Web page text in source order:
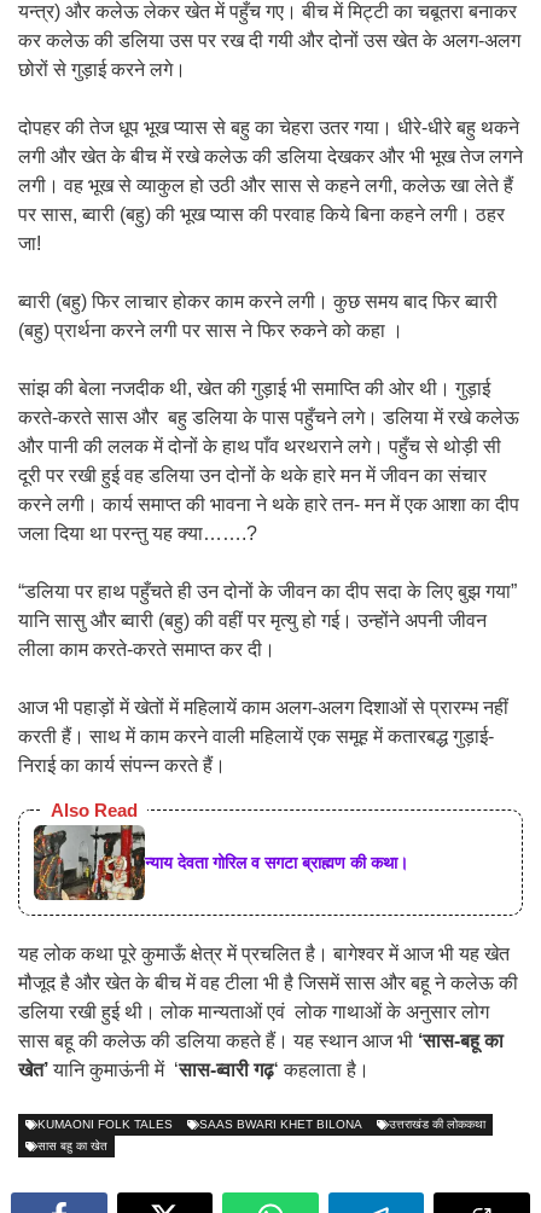
यन्त्र) और कलेऊ लेकर खेत में पहुँच गए। बीच में मिट्टी का चबूतरा बनाकर
कर कलेऊ की डलिया उस पर रख दी गयी और दोनों उस खेत के अलग-अलग
छोरों से गुड़ाई करने लगे।
दोपहर की तेज धूप भूख प्यास से बहु का चेहरा उतर गया। धीरे-धीरे बहु थकने
लगी और खेत के बीच में रखे कलेऊ की डलिया देखकर और भी भूख तेज लगने
लगी। वह भूख से व्याकुल हो उठी और सास से कहने लगी, कलेऊ खा लेते हैं
पर सास, ब्वारी (बहु) की भूख प्यास की परवाह किये बिना कहने लगी। ठहर
जा!
ब्वारी (बहु) फिर लाचार होकर काम करने लगी। कुछ समय बाद फिर ब्वारी
(बहु) प्रार्थना करने लगी पर सास ने फिर रुकने को कहा ।
सांझ की बेला नजदीक थी, खेत की गुड़ाई भी समाप्ति की ओर थी। गुड़ाई
करते-करते सास और बहु डलिया के पास पहुँचने लगे। डलिया में रखे कलेऊ
और पानी की ललक में दोनों के हाथ पाँव थरथराने लगे। पहुँच से थोड़ी सी
दूरी पर रखी हुई वह डलिया उन दोनों के थके हारे मन में जीवन का संचार
करने लगी। कार्य समाप्त की भावना ने थके हारे तन- मन में एक आशा का दीप
जला दिया था परन्तु यह क्या…….?
“डलिया पर हाथ पहुँचते ही उन दोनों के जीवन का दीप सदा के लिए बुझ गया”
यानि सासु और ब्वारी (बहु) की वहीं पर मृत्यु हो गई। उन्होंने अपनी जीवन
लीला काम करते-करते समाप्त कर दी।
आज भी पहाड़ों में खेतों में महिलायें काम अलग-अलग दिशाओं से प्रारम्भ नहीं
करती हैं। साथ में काम करने वाली महिलायें एक समूह में कतारबद्ध गुड़ाई-
निराई का कार्य संपन्न करते हैं।
Also Read
न्याय देवता गोरिल व सगटा ब्राह्मण की कथा।
यह लोक कथा पूरे कुमाऊँ क्षेत्र में प्रचलित है। बागेश्वर में आज भी यह खेत
मौजूद है और खेत के बीच में वह टीला भी है जिसमें सास और बहू ने कलेऊ की
डलिया रखी हुई थी। लोक मान्यताओं एवं लोक गाथाओं के अनुसार लोग
सास बहू की कलेऊ की डलिया कहते हैं। यह स्थान आज भी ‘सास-बहू का
खेत’यानि कुमाऊंनी में ‘सास-ब्वारी गढ़‘ कहलाता है।
KUMAONI FOLK TALES SAAS BWARI KHET BILONA
उत्तराखंड की लोककथा
सास बहु का खेत